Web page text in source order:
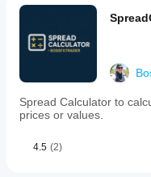
zones.
indicator
supports
suit
different
trading
styles,
scalping
Spread Calculator to
prices or values.
4.5 (2)